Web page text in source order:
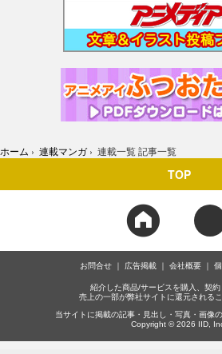
ホーム › 連載マンガ › 連載一覧 記事一覧
TOP
お問合せ 広告掲載 会社概要
紹介した商品/サービスを購入、契約
売上の一部が弊社サイトに還元されるこ
当サイトに掲載の記事・見出し・写真・画像
Copyright © 2026 IID,